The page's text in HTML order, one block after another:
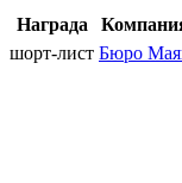
Награда
шорт-лист Бюро